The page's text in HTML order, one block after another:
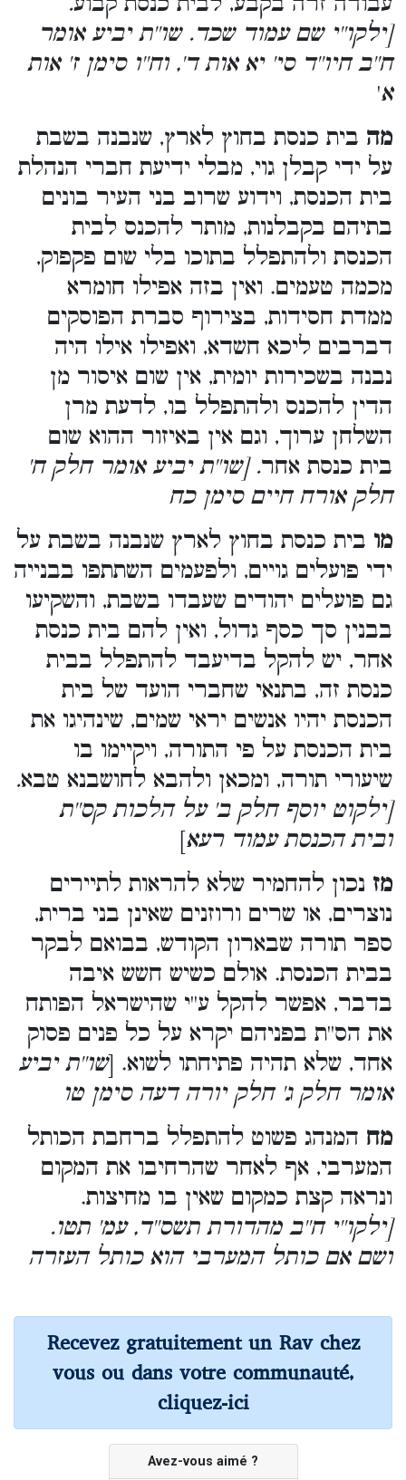
[ילקו''י שם עמוד שכד. שו''ת יביע אומר
ח''ב חיו''ד סי' יא אות ד', וח''ו סימן ז' אות
א'
מה בית כנסת בחוץ לארץ, שנבנה בשבת
על ידי קבלן גוי, מבלי ידיעת חברי הנהלת
בית הכנסת, וידוע שרוב בני העיר בונים
בתיהם בקבלנות, מותר להכנס לבית
הכנסת ולהתפלל בתוכו בלי שום פקפוק,
מכמה טעמים. ואין בזה אפילו חומרא
ממדת חסידות, בצירוף סברת הפוסקים
דברבים ליכא חשדא, ואפילו אילו היה
נבנה בשכירות יומית, אין שום איסור מן
הדין להכנס ולהתפלל בו, לדעת מרן
השלחן ערוך, וגם אין באיזור ההוא שום
בית כנסת אחר. [שו''ת יביע אומר חלק ח'
חלק אורח חיים סימן כח
מו בית כנסת בחוץ לארץ שנבנה בשבת על
ידי פועלים גויים, ולפעמים השתתפו בבנייה
גם פועלים יהודים שעבדו בשבת, והשקיעו
בבנין סך כסף גדול, ואין להם בית כנסת
אחר, יש להקל בדיעבד להתפלל בבית
כנסת זה, בתנאי שחברי הועד של בית
הכנסת יהיו אנשים יראי שמים, שינהיגו את
בית הכנסת על פי התורה, ויקיימו בו
שיעורי תורה, ומכאן ולהבא לחושבנא טבא.
[ילקוט יוסף חלק ב' על הלכות קס''ת
ובית הכנסת עמוד רעא]
מז נכון להחמיר שלא להראות לתיירים
נוצרים, או שרים ורוזנים שאינן בני ברית,
ספר תורה שבארון הקודש, בבואם לבקר
בבית הכנסת. אולם כשיש חשש איבה
בדבר, אפשר להקל ע''י שהישראל הפותח
את הס''ת בפניהם יקרא על כל פנים פסוק
אחד, שלא תהיה פתיחתו לשוא. [שו''ת יביע
אומר חלק ג' חלק יורה דעה סימן טו
מח המנהג פשוט להתפלל ברחבת הכותל
המערבי, אף לאחר שהרחיבו את המקום
ונראה קצת כמקום שאין בו מחיצות.
[ילקו''י ח''ב מהדורת תשס''ד, עמ' תטו.
ושם אם כותל המערבי הוא כותל העזרה
Recevez gratuitement un Rav chez
vous ou dans votre communauté,
cliquez-ici
Avez-vous aimé ?